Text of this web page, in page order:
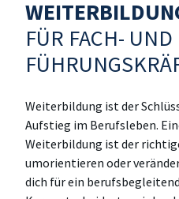
Leadership, Change
Technik für
Women in
Foundations for
Strategic Business
Future Leadership
Excellence
Arbeitswelt, Markt
CEO- & C-Level
Wissenschaft to
Anfahrt
Speakers Corner
FÜR FACH- UND
Weiterbildung ist der
Aufstieg im Berufsleben.
Weiterbildung ist der
umorientieren oder
dich für ein